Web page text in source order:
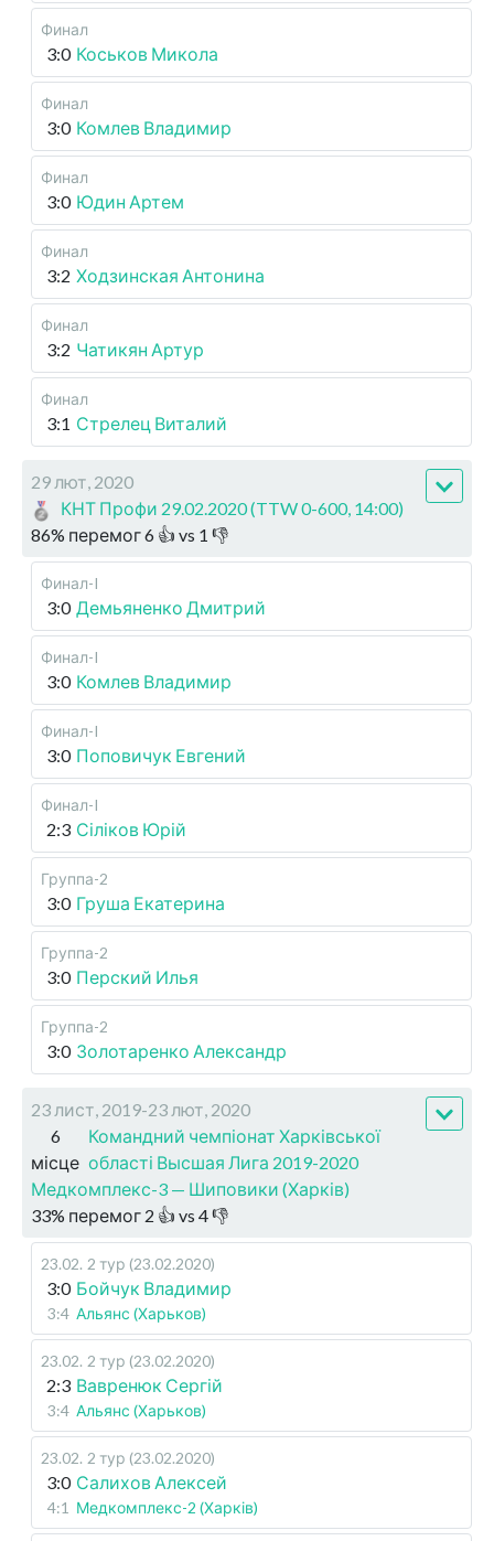
Финал
3:0 Коськов Микола
Финал
3:0 Комлев Владимир
Финал
3:0 Юдин Артем
Финал
3:2 Ходзинская Антонина
Финал
3:2 Чатикян Артур
Финал
3:1 Стрелец Виталий
29 лют, 2020
КНТ Профи 29.02.2020 (TTW 0-600, 14:00)
86% перемог6 👍 vs 1 👎
Финал-I
3:0 Демьяненко Дмитрий
Финал-I
3:0 Комлев Владимир
Финал-I
3:0 Поповичук Евгений
Финал-I
2:3 Сіліков Юрій
Группа-2
3:0 Груша Екатерина
Группа-2
3:0 Перский Илья
Группа-2
3:0 Золотаренко Александр
23 лист, 2019-23 лют, 2020
6
місце
Командний чемпіонат Харківської
області Высшая Лига 2019-2020
Медкомплекс-3 — Шиповики (Харків)
33% перемог 2 👍 vs 4👎
23.02. 2 тур (23.02.2020)
3:0 Бойчук Владимир
3:4 Альянс (Харьков)
23.02. 2 тур (23.02.2020)
2:3 Вавренюк Сергій
3:4 Альянс (Харьков)
23.02. 2 тур (23.02.2020)
3:0 Салихов Алексей
4:1 Медкомплекс-2 (Харків)